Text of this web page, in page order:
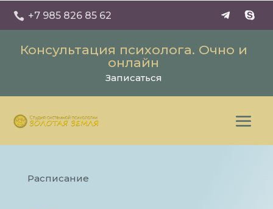
 +7 985 826 85 62
Консультация психолога. Очно и
онлайн
Записаться
Расписание